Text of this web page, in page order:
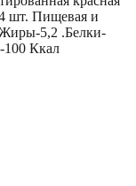
4 шт. Пищевая и
Жиры-5,2 .Белки-
100 Ккал